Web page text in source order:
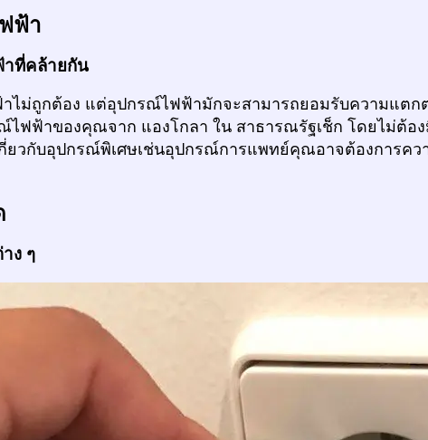
ฟ้า
าที่คล้ายกัน
ไม่ถูกต้อง แต่อุปกรณ์ไฟฟ้ามักจะสามารถยอมรับความแตก
ไฟฟ้าของคุณจาก แองโกลา ใน สาธารณรัฐเช็ก โดยไม่ต้
ยวกับอุปกรณ์พิเศษเช่นอุปกรณ์การแพทย์คุณอาจต้องการคว
ง ๆ